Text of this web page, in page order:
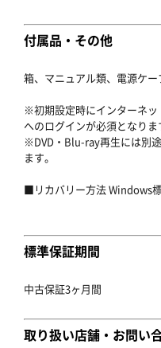
付属品・その他
箱、マニュアル類、電源ケー
※初期設定時にインターネッ
へのログインが必須となりま
※DVD・Blu-ray再生には別
ます。
■リカバリー方法 Windows
標準保証期間
中古保証3ヶ月間
取り扱い店舗・お問い